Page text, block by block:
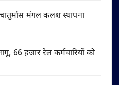
मंगल कलश स्थापना
66 हजार रेल कर्मचारियों को